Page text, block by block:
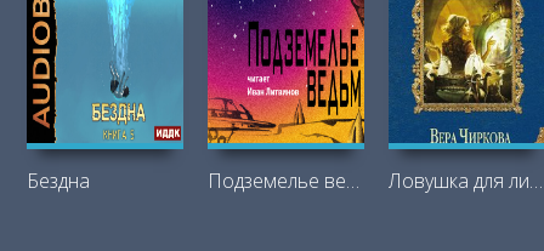
Бездна Подземелье ведьм Ловушка для личного секретаря